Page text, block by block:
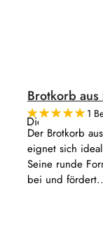
Brotkorb aus
Die
durchschnittliche
ist
5,0
von
5
1
Der Brotkorb
eignet sich
Seine runde
bei und